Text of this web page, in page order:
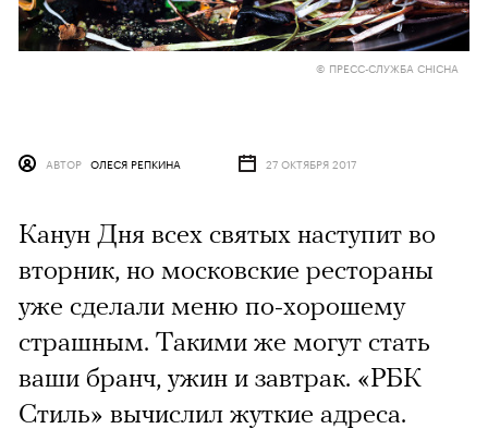
© ПРЕСС-СЛУЖБА CHICHA
АВТОР ОЛЕСЯ РЕПКИНА 27 ОКТЯБРЯ 2017
Канун Дня всех cвятых наступит во
вторник, но московские рестораны
уже сделали меню по-хорошему
страшным. Такими же могут стать
ваши бранч, ужин и завтрак. «РБК
Стиль» вычислил жуткие адреса.